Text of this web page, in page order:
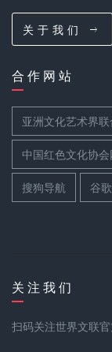
关 于 我 们
合 作 网 站
亚洲文化艺术界
中国红色文化协会
搜狗导航 谷歌
关 注 我 们
扫码关注世界文联